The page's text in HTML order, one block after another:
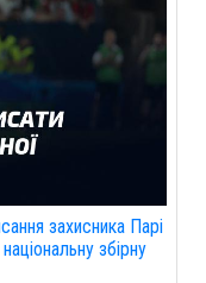
захисника Парі
збірну